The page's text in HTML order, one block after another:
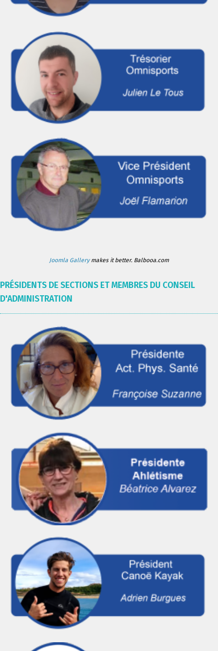
Joomla Gallerymakes it better. Balbooa.com
PRÉSIDENTS DE SECTIONS ET MEMBRES DU CONSEIL
D'ADMINISTRATION